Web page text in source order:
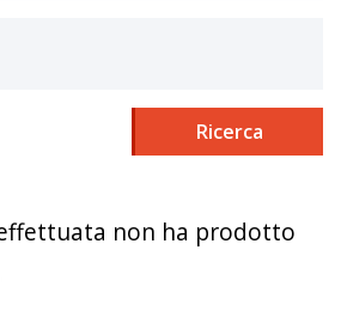
Ricerca
non ha prodotto